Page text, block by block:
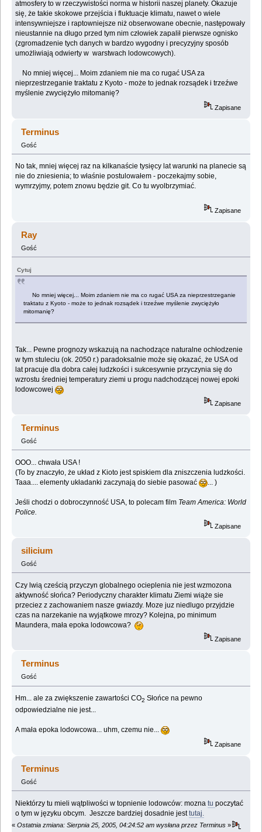
atmosfery to w rzeczywistości norma w historii naszej planety. Okazuje
się, że takie skokowe przejścia i fluktuacje klimatu, nawet o wiele
intensywniejsze i raptowniejsze niż obserwowane obecnie, następowały
nieustannie na długo przed tym nim człowiek zapalił pierwsze ognisko
(zgromadzenie tych danych w bardzo wygodny i precyzyjny sposób
umożliwiają odwierty w warstwach lodowcowych).
No mniej więcej... Moim zdaniem nie ma co rugać USA za
nieprzestrzeganie traktatu z Kyoto - może to jednak rozsądek i trzeźwe
myślenie zwyciężyło mitomanię?
Zapisane
Terminus
Gość
No tak, mniej więcej raz na kilkanaście tysięcy lat warunki na planecie są
nie do zniesienia; to właśnie postulowałem - poczekajmy sobie,
wymrzyjmy, potem znowu będzie git. Co tu wyolbrzymiać.
Zapisane
Ray
Gość
Cytuj
No mniej więcej... Moim zdaniem nie ma co rugać USA za nieprzestrzeganie
traktatu z Kyoto - może to jednak rozsądek i trzeźwe myślenie zwyciężyło
mitomanię?
Tak... Pewne prognozy wskazują na nachodzące naturalne ochłodzenie
w tym stuleciu (ok. 2050 r.) paradoksalnie może się okazać, że USA od
lat pracuje dla dobra całej ludzkości i sukcesywnie przyczynia się do
wzrostu średniej temperatury ziemi u progu nadchodzącej nowej epoki
lodowcowej
Zapisane
Terminus
Gość
OOO... chwała USA !
(To by znaczyło, że układ z Kioto jest spiskiem dla zniszczenia ludzkości.
Taaa.... elementy układanki zaczynają do siebie pasować
... )
Jeśli chodzi o dobroczynność USA, to polecam film Team America: World
Police.
Zapisane
silicium
Gość
Czy lwią cześcią przyczyn globalnego ocieplenia nie jest wzmozona
aktywność słońca? Periodyczny charakter klimatu Ziemi wiąże sie
przeciez z zachowaniem nasze gwiazdy. Moze juz niedlugo przyjdzie
czas na narzekanie na wyjątkowe mrozy? Kolejna, po minimum
Maundera, mała epoka lodowcowa?
Zapisane
Terminus
Gość
Hm... ale za zwiększenie zawartości CO2 Słońce na pewno
odpowiedzialne nie jest...
A mała epoka lodowcowa... uhm, czemu nie...
Zapisane
Terminus
Gość
Niektórzy tu mieli wątpliwości w topnienie lodowców: moznatupoczytać
o tym w języku obcym. Jeszcze bardziej dosadnie jesttutaj.
« Ostatnia zmiana: Sierpnia 25, 2005, 04:24:52 am wysłana przez Terminus »